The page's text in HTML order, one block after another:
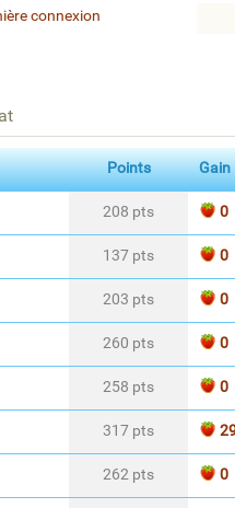
connexion
Points Gain
208 pts 0
137 pts 0
203 pts 0
260 pts 0
258 pts 0
317 pts
262 pts 0